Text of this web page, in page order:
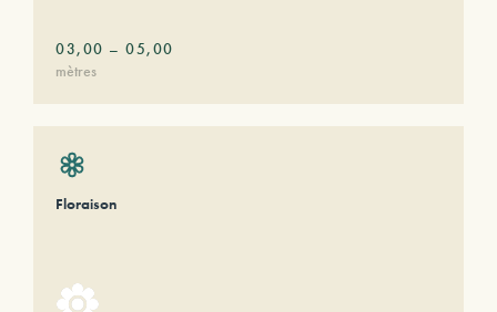
03,00 – 05,00
mètres
Floraison